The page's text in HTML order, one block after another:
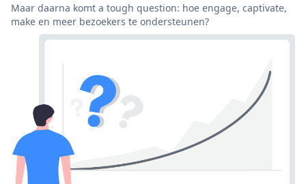
Maar daarna komt a tough question: hoe engage, captivate,
make en meer bezoekers te ondersteunen?